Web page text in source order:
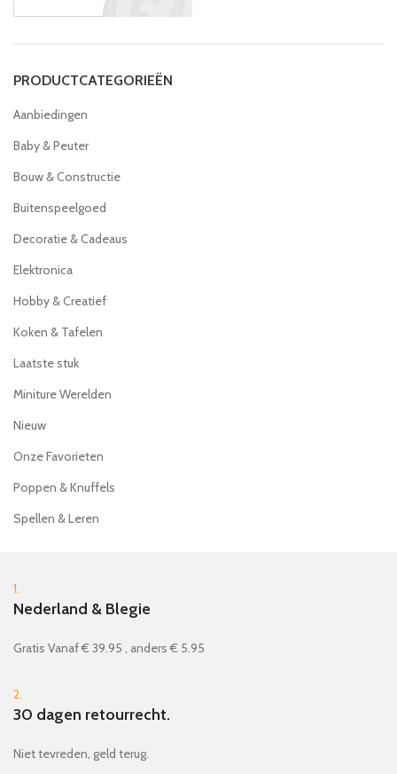
PRODUCTCATEGORIEËN
Aanbiedingen
Baby & Peuter
Bouw & Constructie
Buitenspeelgoed
Decoratie & Cadeaus
Elektronica
Hobby & Creatief
Koken & Tafelen
Laatste stuk
Miniture Werelden
Nieuw
Onze Favorieten
Poppen & Knuffels
Spellen & Leren
1.
Nederland & Blegie
Gratis Vanaf € 39.95 , anders € 5.95
2.
30 dagen retourrecht.
Niet tevreden, geld terug.